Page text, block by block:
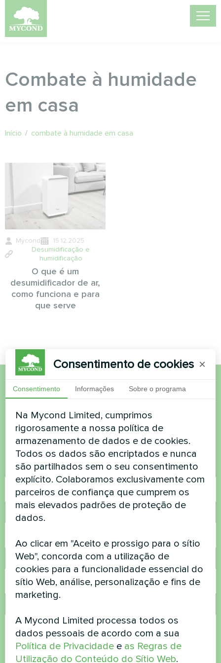
Combate à humidade
em casa
Início / combate à humidade em casa
Mycond
15.12.2025
Desumidificação e
humidificação
O que é um
desumidificador de ar,
como funciona e para
que serve
Quer comprar ou tem
dúvidas?
Contacte-nos e nós ajudamo-lo
Nome
Número de telefone
Correio eletrónico
Consentimento de cookies ×
Consentimento Informações Sobre o programa
Na Mycond Limited, cumprimos
rigorosamente a nossa política de
armazenamento de dados e de cookies.
Todos os dados são encriptados e nunca
são partilhados sem o seu consentimento
explícito. Colaboramos exclusivamente com
parceiros de confiança que cumprem os
mais elevados padrões de proteção de
dados.
Ao clicar em "Aceito e prossigo para o sítio
Web", concorda com a utilização de
cookies para a funcionalidade essencial do
sítio Web, análise, personalização e fins de
marketing.
A Mycond Limited processa todos os
dados pessoais de acordo com a sua
Política de Privacidade e as Regras de
Utilização do Conteúdo do Sítio Web.